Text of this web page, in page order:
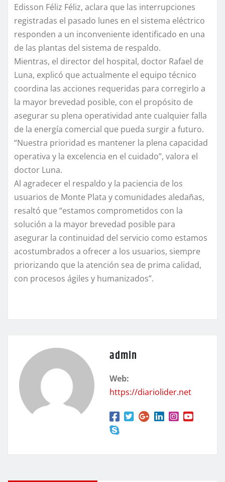
Edisson Féliz Féliz, aclara que las interrupciones
registradas el pasado lunes en el sistema eléctrico
responden a un inconveniente identificado en una
de las plantas del sistema de respaldo.
Mientras, el director del hospital, doctor Rafael de
Luna, explicó que actualmente el equipo técnico
coordina las acciones requeridas para corregirlo a
la mayor brevedad posible, con el propósito de
asegurar su plena operatividad ante cualquier falla
de la energía comercial que pueda surgir a futuro.
“Nuestra prioridad es mantener la plena capacidad
operativa y la excelencia en el cuidado”, valora el
doctor Luna.
Al agradecer el respaldo y la paciencia de los
usuarios de Monte Plata y comunidades aledañas,
resaltó que “estamos comprometidos con la
solución a la mayor brevedad posible para
asegurar la continuidad del servicio como estamos
acostumbrados a ofrecer a los usuarios, siempre
priorizando que la atención sea de prima calidad,
con procesos ágiles y humanizados”.
admin
Web:
https://diariolider.net